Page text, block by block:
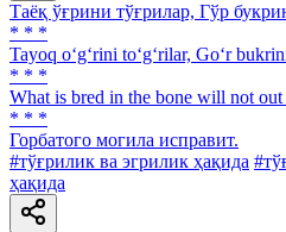
Таёқ ўғрини тўғрилар, Гўр
* * *
Tayoq o‘g‘rini to‘g‘rilar, Go‘r
* * *
What is bred in the bone will not out
* * *
Горбатого могила исправит.
#тўғрилик ва эгрилик ҳақида
ҳақида